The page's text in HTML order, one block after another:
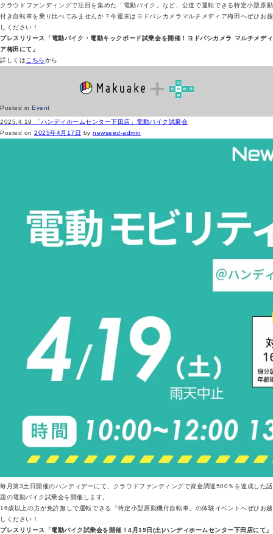
クラウドファンディングで注目を集めた「電動バイク」など、公道で運転できる特定小型原動
付き自転車を乗り比べてみませんか？今週末はヨドバシカメラマルチメディア梅田へぜひお越
しください！
プレスリリース「電動バイク・電動キックボード試乗会を開催！ヨドバシカメラ マルチメディ
ア梅田にて」
詳しくは こちらから
Posted in Event
2025.4.19
「ハンディホームセンター下田店」電動バイク試乗会
Posted on 2025年4月17日 by newseed-admin
毎月第3土日開催のハンディデーにて、クラウドファンディングで資金調達500％を達成した話
題の電動バイク試乗会を開催します。
16歳以上の方が免許無しで運転できる「特定小型原動機付自転車」の体験イベントへぜひお越
しください！
プレスリリース「電動バイク試乗会を開催！4月19日(土)ハンディホームセンター下田店にて」